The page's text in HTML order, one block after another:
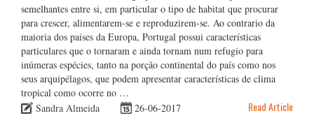
semelhantes entre si, em particular o tipo de habitat que procurar
para crescer, alimentarem-se e reproduzirem-se. Ao contrario da
maioria dos países da Europa, Portugal possui características
particulares que o tornaram e ainda tornam num refugio para
inúmeras espécies, tanto na porção continental do país como nos
seus arquipélagos, que podem apresentar características de clima
tropical como ocorre no …
Sandra Almeida
26-06-2017 Read Article